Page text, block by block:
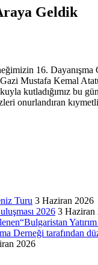
Geldik
16. Dayanışma
Mustafa Kemal
kutladığımız bu
onurlandıran
Turu 3 Haziran 2026
2026 3 Haziran
Yatırım
Derneği tarafından
2026